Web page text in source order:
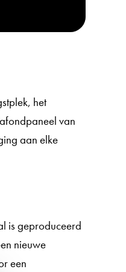
het
van
aan elke
is geproduceerd
nieuwe
een